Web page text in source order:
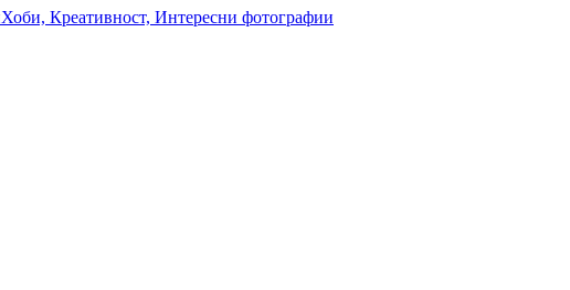
Хоби, Креативност, Интересни фотографии